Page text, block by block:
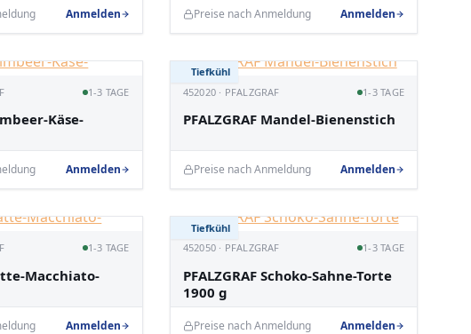
Anmelden Preise nach Anmeldung Anmelden
1-3 TAGE
Käse-
Anmelden
Tiefkühl
452020 · PFALZGRAF
1-3 TAGE
PFALZGRAF Mandel-Bienenstich
Preise nach Anmeldung Anmelden
1-3 TAGE
Macchiato-
Anmelden
Tiefkühl
452050 · PFALZGRAF
1-3 TAGE
PFALZGRAF Schoko-Sahne-Torte
1900 g
Preise nach Anmeldung Anmelden